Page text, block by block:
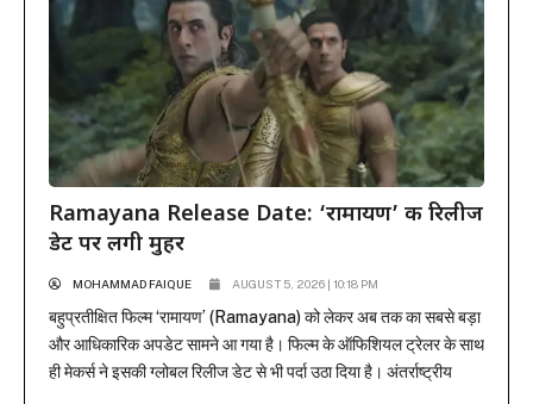
Ramayana Release Date: ‘रामायण’ की रिलीज
डेट पर लगी मुहर
MOHAMMAD FAIQUE AUGUST 5, 2026 | 10:18 PM
बहुप्रतीक्षित फिल्म ‘रामायण’ (Ramayana) को लेकर अब तक का सबसे बड़ा
और आधिकारिक अपडेट सामने आ गया है। फिल्म के ऑफिशियल ट्रेलर के साथ
ही मेकर्स ने इसकी ग्लोबल रिलीज डेट से भी पर्दा उठा दिया है। अंतर्राष्ट्रीय